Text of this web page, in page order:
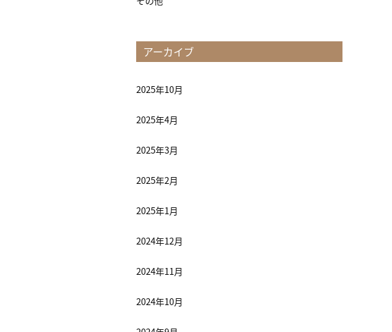
アーカイブ
2025年10月
2025年4月
2025年3月
2025年2月
2025年1月
2024年12月
2024年11月
2024年10月